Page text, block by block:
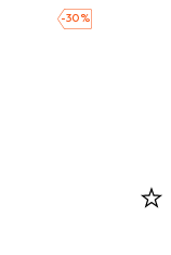
-30 %